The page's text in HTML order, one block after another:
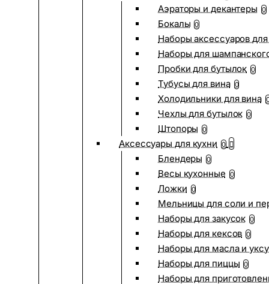
Аэраторы и декантеры 0
Бокалы 0
Наборы аксессуаров
Наборы для
Пробки для бутылок 0
Тубусы для вина 0
Холодильники для вина
Чехлы для бутылок 0
Штопоры 0
Аксессуары для кухни 0
Блендеры 0
Весы кухонные 0
Ложки 0
Мельницы для соли и
Наборы для закусок 0
Наборы для кексов 0
Наборы для масла и
Наборы для пиццы 0
Наборы для